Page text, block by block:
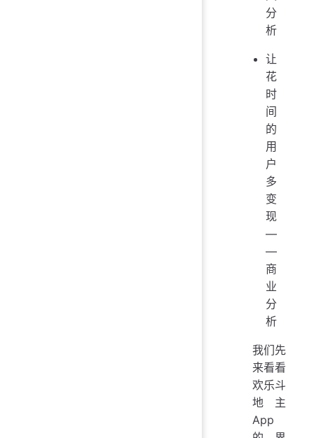
分
析
让
花
时
间
的
用
户
多
变
现
—
—
商
业
分
析
我们先
来看看
欢乐斗
地主
App